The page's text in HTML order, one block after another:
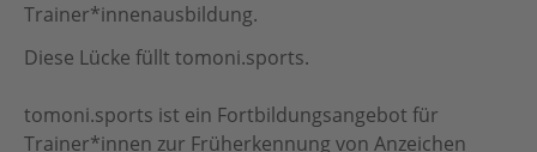
Trainer*innenausbildung.
Diese Lücke füllt tomoni.sports.
tomoni.sports ist ein Fortbildungsangebot für
Trainer*innen zur Früherkennung von Anzeichen